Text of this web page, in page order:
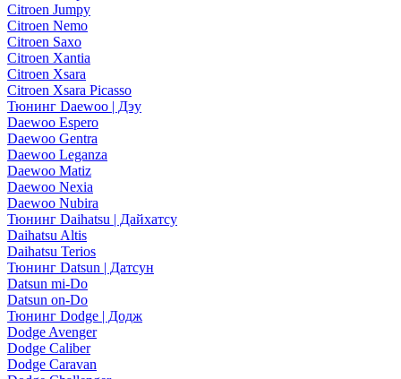
Citroen Jumpy
Citroen Nemo
Citroen Saxo
Citroen Xantia
Citroen Xsara
Citroen Xsara Picasso
Тюнинг Daewoo | Дэу
Daewoo Espero
Daewoo Gentra
Daewoo Leganza
Daewoo Matiz
Daewoo Nexia
Daewoo Nubira
Тюнинг Daihatsu | Дайхатсу
Daihatsu Altis
Daihatsu Terios
Тюнинг Datsun | Датсун
Datsun mi-Do
Datsun on-Do
Тюнинг Dodge | Додж
Dodge Avenger
Dodge Caliber
Dodge Caravan